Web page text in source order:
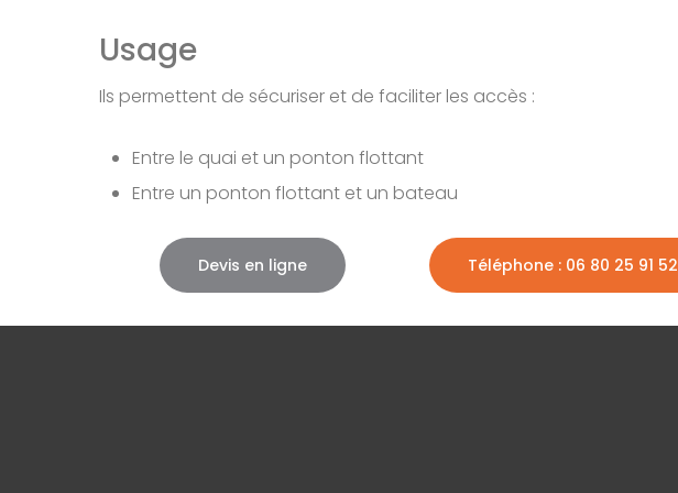
Usage
Ils permettent de sécuriser et de faciliter les accès :
Entre le quai et un ponton flottant
Entre un ponton flottant et un bateau
Devis en ligne Téléphone : 06 80 25 91 52